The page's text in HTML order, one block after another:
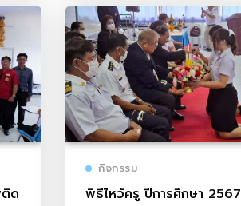
ด
กิจกรรม
พิธีไหว้ครู ปีการศึกษา 2567